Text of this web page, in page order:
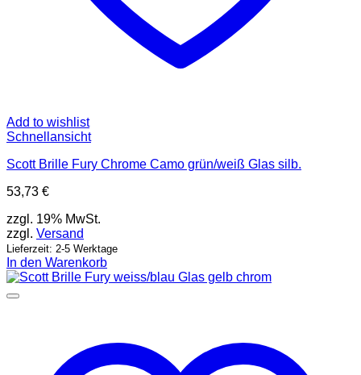
Add to wishlist
Schnellansicht
Scott Brille Fury Chrome Camo grün/weiß Glas silb.
53,73 €
zzgl. 19% MwSt.
zzgl. Versand
Lieferzeit: 2-5 Werktage
In den Warenkorb